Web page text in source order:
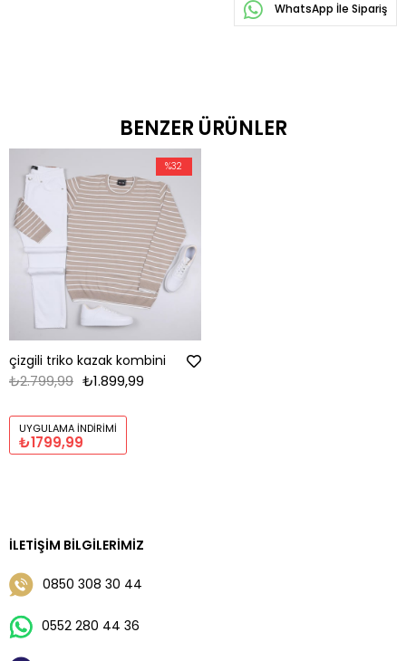
WhatsApp İle Sipariş
BENZER ÜRÜNLER
çizgili triko kazak kombini
₺1.899,99
₺2.799,99
UYGULAMA İNDIRIMI
₺1799,99
%32
İLETIŞIM BILGILERIMIZ
0850 308 30 44
0552 280 44 36